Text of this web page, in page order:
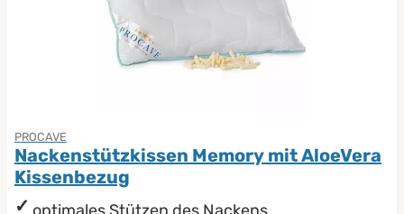
PROCAVE
Nackenstützkissen Memory mit AloeVera
Kissenbezug